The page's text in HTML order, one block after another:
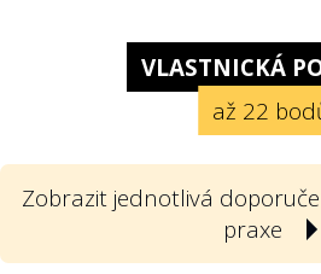
VLASTNICKÁ
až 22
Zobrazit jednotlivá
praxe